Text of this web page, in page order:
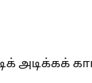
அடிக்கக்